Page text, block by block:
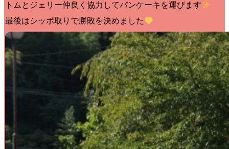
トムとジェリー仲良く協力してパンケーキを運びます
最後はシッポ取りで勝敗を決めました